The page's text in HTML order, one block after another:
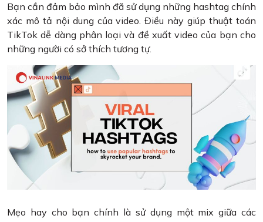
Bạn cần đảm bảo mình đã sử dụng những hashtag chính
xác mô tả nội dung của video. Điều này giúp thuật toán
TikTok dễ dàng phân loại và đề xuất video của bạn cho
những người có sở thích tương tự.
Mẹo hay cho bạn chính là sử dụng một mix giữa các